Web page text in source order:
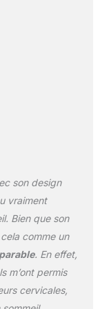
pour
et les
avec
cet
un bon
la colonne
les
et aux
sur
est idéal
un soutien
son design
vraiment
Bien que son
comme un
. En effet,
m’ont permis
cervicales,